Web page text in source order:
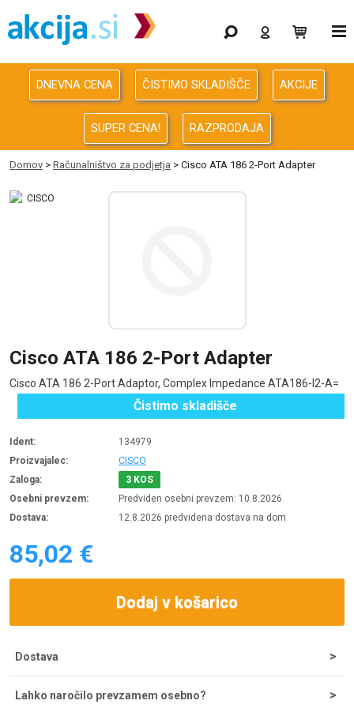
Gaming
Odprodaja
Računalništvo
Računalništvo za podjetja
DNEVNA CENA ČISTIMO SKLADIŠČE AKCIJE
SUPER CENA! RAZPRODAJA
Domov > Računalništvo za podjetja > Cisco ATA 186 2-Port Adapter
Cisco ATA 186 2-Port Adapter
Cisco ATA 186 2-Port Adaptor, Complex Impedance ATA186-I2-A=
Čistimo skladišče
Ident:
134979
Proizvajalec:
CISCO
Zaloga:
3 KOS
Osebni prevzem:
Predviden osebni prevzem: 10.8.2026
Dostava:
12.8.2026 predvidena dostava na dom
85,02 €
Dodaj v košarico
Dostava
zneskom je dostava brezplačna. Ob potrditvi odpreme iz
Lahko naročilo prevzamem osebno?